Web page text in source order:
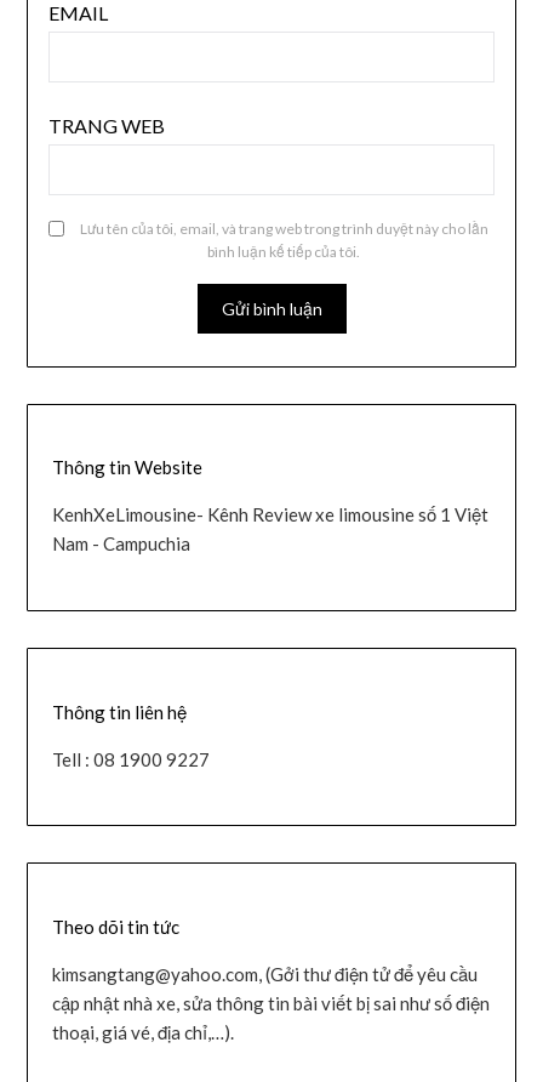
EMAIL
TRANG WEB
Lưu tên của tôi, email, và trang web trong trình duyệt này cho lần
bình luận kế tiếp của tôi.
Thông tin Website
KenhXeLimousine- Kênh Review xe limousine số 1 Việt
Nam - Campuchia
Thông tin liên hệ
Tell : 08 1900 9227
Theo dõi tin tức
kimsangtang@yahoo.com, (Gởi thư điện tử để yêu cầu
cập nhật nhà xe, sửa thông tin bài viết bị sai như số điện
thoại, giá vé, địa chỉ,…).